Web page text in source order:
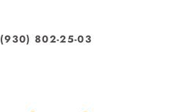
802-25-03